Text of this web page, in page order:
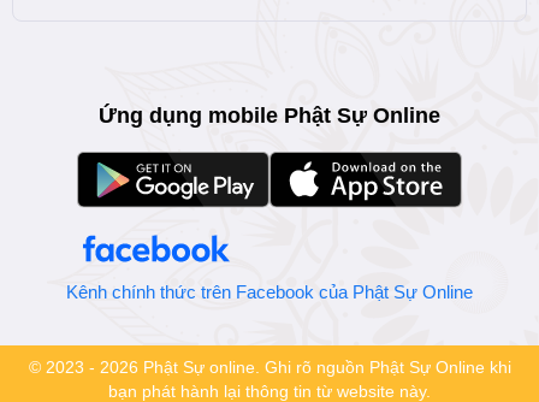
Ứng dụng mobile Phật Sự Online
Kênh chính thức trên Facebook của Phật Sự Online
© 2023 - 2026 Phật Sự online. Ghi rõ nguồn Phật Sự Online khi
bạn phát hành lại thông tin từ website này.